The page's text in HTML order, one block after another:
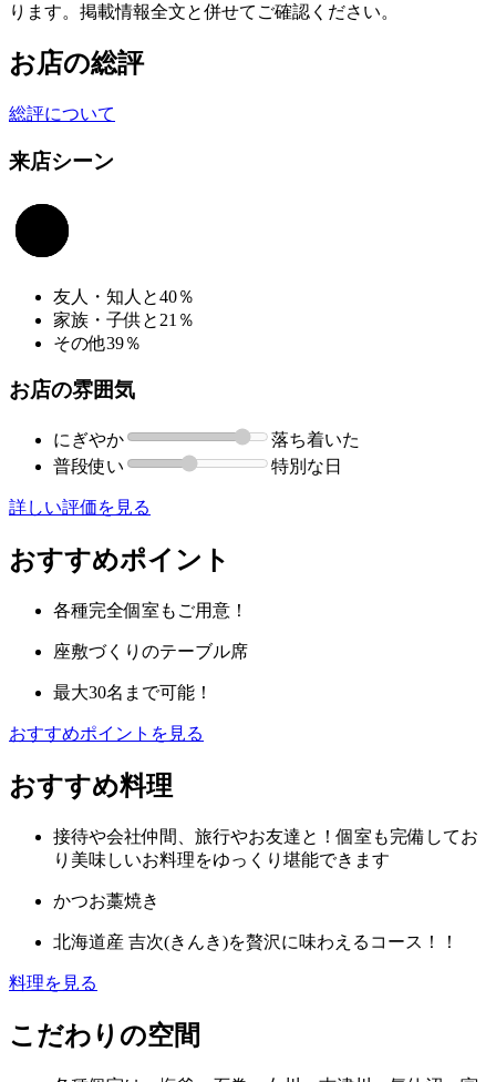
ります。掲載情報全文と併せてご確認ください。
お店の総評
総評について
来店シーン
友人・知人と40％
家族・子供と 21％
その他39％
お店の雰囲気
にぎやか
落ち着いた
普段使い
特別な日
詳しい評価を見る
おすすめポイント
各種完全個室もご用意！
座敷づくりのテーブル席
最大30名まで可能！
おすすめポイントを見る
おすすめ料理
接待や会社仲間、旅行やお友達と！個室も完備してお
り美味しいお料理をゆっくり堪能できます
かつお藁焼き
北海道産 吉次(きんき)を贅沢に味わえるコース！！
料理を見る
こだわりの空間